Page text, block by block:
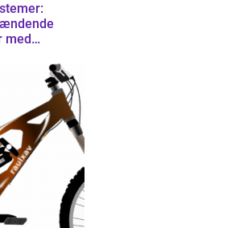
med